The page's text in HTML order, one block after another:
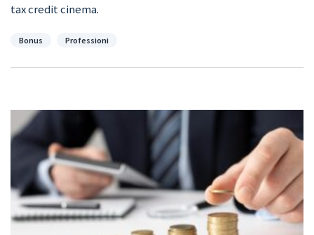
tax credit cinema.
Categorie
Bonus Professioni